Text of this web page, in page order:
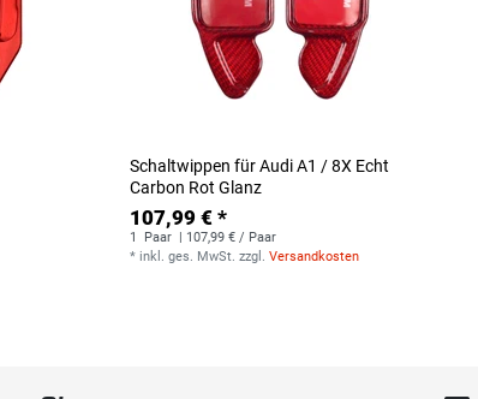
Schaltwippen für Audi A1 / 8X Echt
Carbon Rot Glanz
107,99 € *
1 Paar | 107,99 € / Paar
* inkl. ges. MwSt. zzgl.Versandkosten